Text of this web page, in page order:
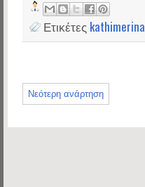
Ετικέτες kathimerina
Νεότερη ανάρτηση